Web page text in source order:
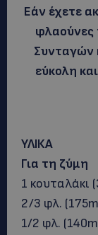
Εάν έχετε
Συνταγών
εύκολη
ΥΛΙΚΑ
Για τη ζύμη
1 κουταλάκι
2/3 φλ.
1/2 φλ.